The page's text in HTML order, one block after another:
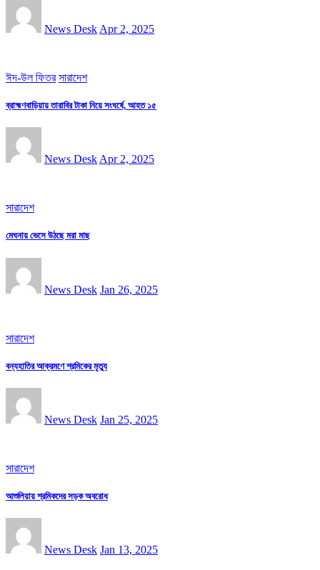
News Desk Apr 2, 2025
ঈদ-উল ফিতর সারাদেশ
ব্রাহ্মণবাড়িয়ায় তারাবির টাকা নিয়ে সংঘর্ষে, আহত ১৫
News Desk Apr 2, 2025
সারাদেশ
মেঘনায় ভেসে উঠছে মরা মাছ
News Desk Jan 26, 2025
সারাদেশ
বন্যহাতির আক্রমণে শ্রমিকের মৃত্যু
News Desk Jan 25, 2025
সারাদেশ
আশুলিয়ায় শ্রমিকদের সড়ক অবরোধ
News Desk Jan 13, 2025